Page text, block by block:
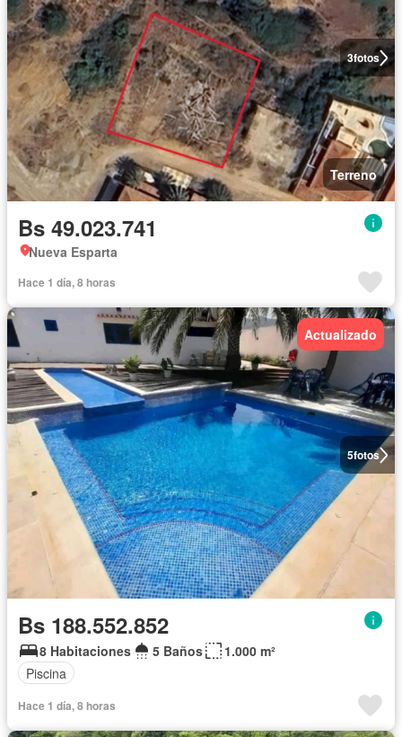
3fotos
Terreno
Bs 49.023.741
Nueva Esparta
Hace 1 día, 8 horas
5fotos
Actualizado
Bs 188.552.852
8 Habitaciones 5 Baños
1.000 m²
Piscina
Hace 1 día, 8 horas